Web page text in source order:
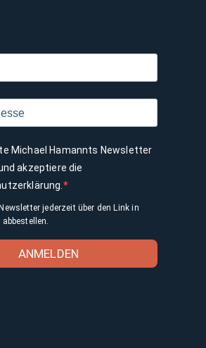
Michael Hamannts Newsletter
akzeptiere die
jederzeit über den Link in
ANMELDEN